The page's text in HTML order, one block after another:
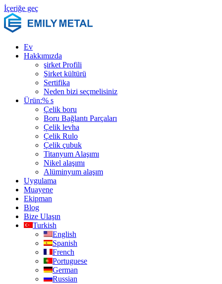
İçeriğe geç
Ev
Hakkımızda
şirket Profili
Şirket kültürü
Sertifika
Neden bizi seçmelisiniz
Ürün:% s
Çelik boru
Boru Bağlantı Parçaları
Çelik levha
Çelik Rulo
Çelik çubuk
Titanyum Alaşımı
Nikel alaşımı
Alüminyum alaşım
Uygulama
Muayene
Ekipman
Blog
Bize Ulaşın
Turkish
English
Spanish
French
Portuguese
German
Russian